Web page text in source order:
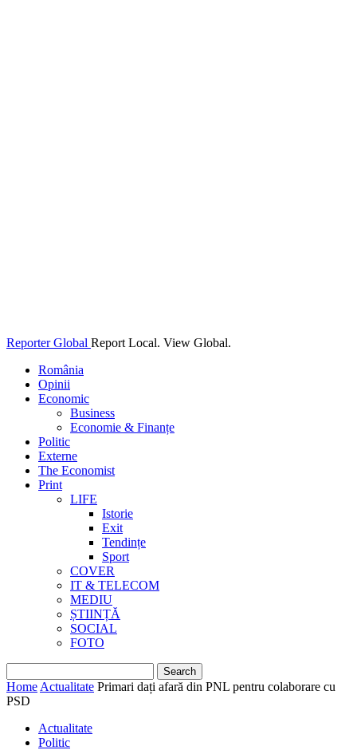
Reporter Global Report Local. View Global.
România
Opinii
Economic
Business
Economie & Finanțe
Politic
Externe
The Economist
Print
LIFE
Istorie
Exit
Tendințe
Sport
COVER
IT & TELECOM
MEDIU
ȘTIINȚĂ
SOCIAL
FOTO
Home Actualitate Primari dați afară din PNL pentru colaborare cu
PSD
Actualitate
Politic